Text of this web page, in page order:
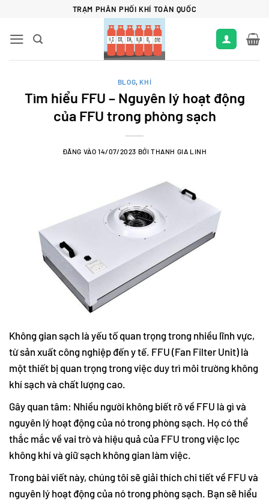
nội
TRẠM PHÂN PHỐI KHÍ TOÀN QUỐC
BLOG, KHÍ
Tìm hiểu FFU – Nguyên lý hoạt động
của FFU trong phòng sạch
ĐĂNG VÀO14/07/2023 BỞI THANH GIA LINH
Không gian sạch là yếu tố quan trọng trong nhiều lĩnh vực,
từ sản xuất công nghiệp đến y tế. FFU (Fan Filter Unit) là
một thiết bị quan trọng trong việc duy trì môi trường không
khí sạch và chất lượng cao.
Gây quan tâm: Nhiều người không biết rõ về FFU là gì và
nguyên lý hoạt động của nó trong phòng sạch. Họ có thể
thắc mắc về vai trò và hiệu quả của FFU trong việc lọc
không khí và giữ sạch không gian làm việc.
Trong bài viết này, chúng tôi sẽ giải thích chi tiết về FFU và
nguyên lý hoạt động của nó trong phòng sạch. Bạn sẽ hiểu